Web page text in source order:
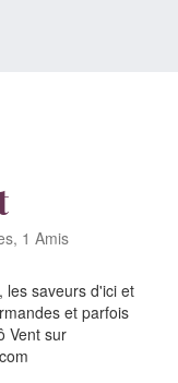
1 Amis
les saveurs d'ici et
et parfois
Vent sur